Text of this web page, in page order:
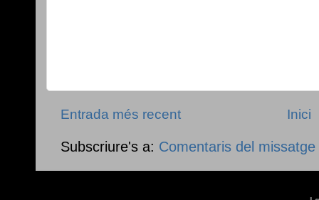
Entrada més recent Inici
Subscriure's a: Comentaris del